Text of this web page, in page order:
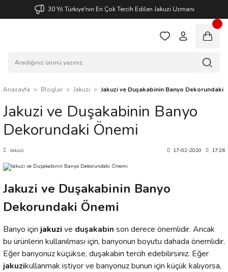
30 Yıl Türkiye'nin En Çok Tercih Edilen Jakuzi Uzmanı
Anasayfa Bloglar Jakuzi Jakuzi ve Duşakabinin Banyo Dekorundaki
Jakuzi ve Duşakabinin Banyo
Dekorundaki Önemi
Jakuzi 17-02-2020 17:26
Jakuzi ve Duşakabinin Banyo
Dekorundaki Önemi
Banyo için jakuzi ve duşakabin son derece önemlidir. Ancak
bu ürünlerin kullanılması için, banyonun boyutu dahada önemlidir.
Eğer banyonuz küçükse, duşakabin tercih edebilirsiniz. Eğer
jakuzikullanmak istiyor ve banyonuz bunun için küçük kalıyorsa,